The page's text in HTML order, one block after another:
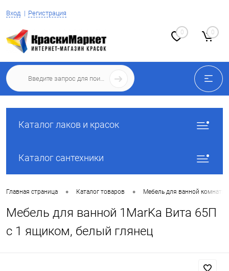
Вход Регистрация
0 0
Каталог лаков и красок
Каталог сантехники
Главная страница • Каталог товаров • Мебель для ванной комнаты
Мебель для ванной 1MarKa Вита 65П
с 1 ящиком, белый глянец